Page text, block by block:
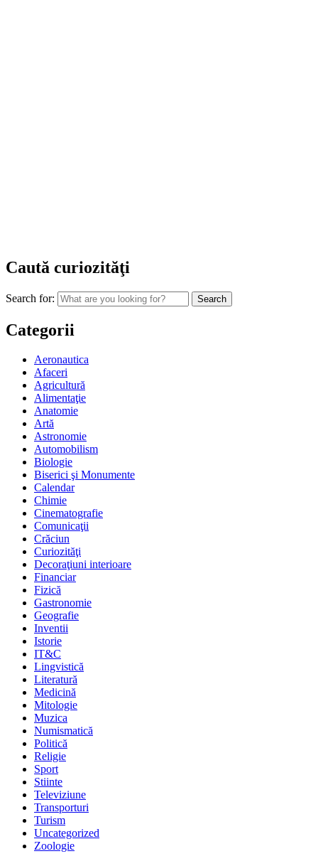
Caută curiozităţi
Search for:
Categorii
Aeronautica
Afaceri
Agricultură
Alimentaţie
Anatomie
Artă
Astronomie
Automobilism
Biologie
Biserici şi Monumente
Calendar
Chimie
Cinematografie
Comunicaţii
Crăciun
Curiozităţi
Decoraţiuni interioare
Financiar
Fizică
Gastronomie
Geografie
Inventii
Istorie
IT&C
Lingvistică
Literatură
Medicină
Mitologie
Muzica
Numismatică
Politică
Religie
Sport
Stiinte
Televiziune
Transporturi
Turism
Uncategorized
Zoologie